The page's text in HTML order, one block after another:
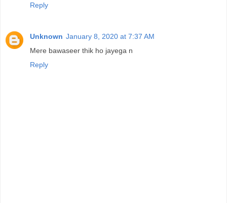
Reply
Unknown January 8, 2020 at 7:37 AM
Mere bawaseer thik ho jayega n
Reply